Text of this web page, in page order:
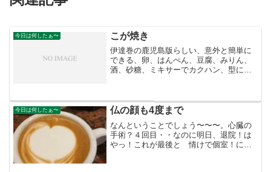
今日は何したぁ〜 こが焼き
伊達巻の鹿児島版らしい、意外と簡単に
できる、卵、はんぺん、豆腐、みりん、
酒、砂糖、ミキサーでカクハン、型に流
ライパンで焦げ目を付ける。伊達巻より
美味しくできた。
今日は何したぁ〜 仏の顔も4度まで
なんということでしょう〜〜〜。心臓の
手術？４回目・・なのに明日、退院！は
やっ！これが最後と 情けで個室！にし